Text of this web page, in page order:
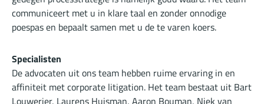
communiceert met u in klare taal en zonder onnodige
poespas en bepaalt samen met u de te varen koers.
Specialisten
De advocaten uit ons team hebben ruime ervaring in en
affiniteit met corporate litigation. Het team bestaat uit Bart
Louwerier, Laurens Huisman, Aaron Bouman, Niek van